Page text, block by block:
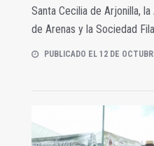
Santa Cecilia de Arjonilla,
de Arenas y la Sociedad
PUBLICADO EL 12 DE